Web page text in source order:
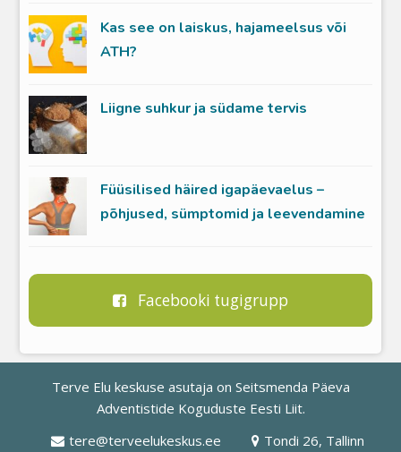
Kas see on laiskus, hajameelsus või
ATH?
Liigne suhkur ja südame tervis
Füüsilised häired igapäevaelus –
põhjused, sümptomid ja leevendamine
Facebooki tugigrupp
Terve Elu keskuse asutaja on Seitsmenda Päeva
Adventistide Koguduste Eesti Liit.
tere@terveelukeskus.ee
Tondi 26, Tallinn